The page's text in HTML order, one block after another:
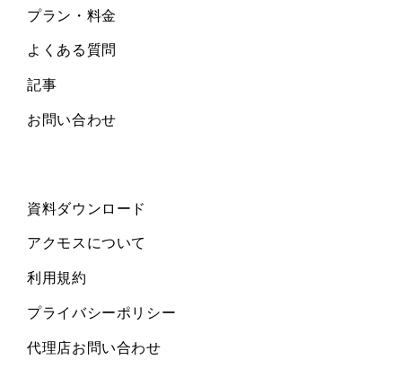
プラン・料金
よくある質問
記事
お問い合わせ
資料ダウンロード
アクモスについて
利用規約
プライバシーポリシー
代理店お問い合わせ